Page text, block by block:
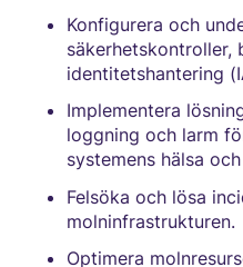
Konfigurera och
säkerhetskontroller,
identitetshantering
Implementera
loggning och larm
systemens hälsa
Felsöka och lösa
molninfrastrukturen.
Optimera